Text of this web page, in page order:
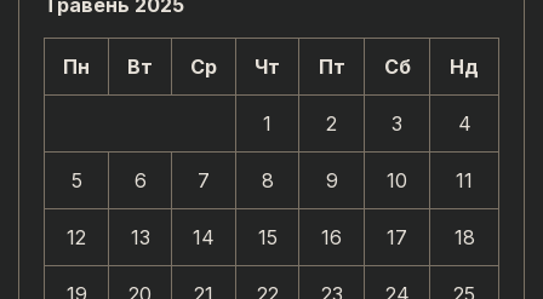
Травень 2025
Пн Вт Ср Чт Пт Сб Нд
1 2 3 4
5 6 7 8 9 10 11
12 13 14 15 16 17 18